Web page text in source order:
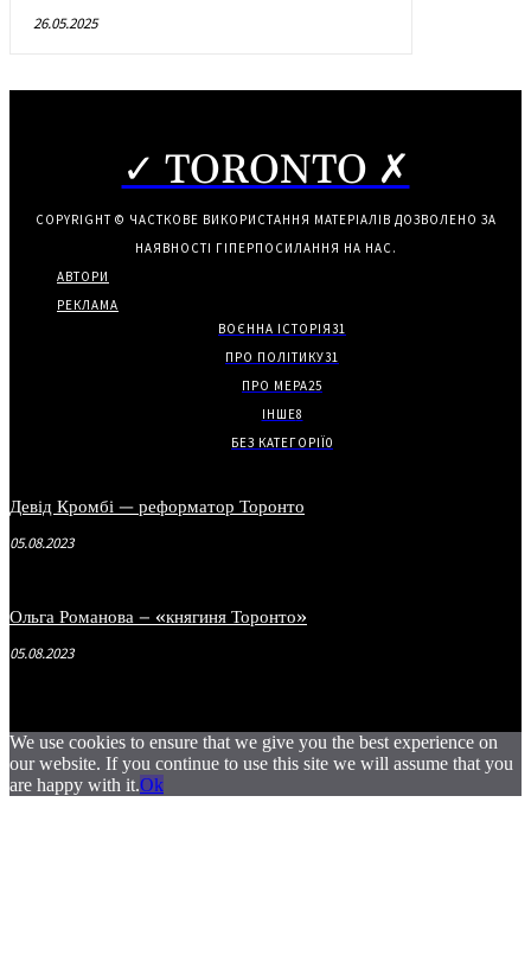
26.05.2025
✓ TORONTO ✗
COPYRIGHT © ЧАСТКОВЕ ВИКОРИСТАННЯ МАТЕРІАЛІВ ДОЗВОЛЕНО ЗА
НАЯВНОСТІ ГІПЕРПОСИЛАННЯ НА НАС.
АВТОРИ
РЕКЛАМА
ВОЄННА ІСТОРІЯ31
ПРО ПОЛІТИКУ31
ПРО МЕРА25
ІНШЕ8
БЕЗ КАТЕГОРІЇ0
Девід Кромбі — реформатор Торонто
05.08.2023
Ольга Романова – «княгиня Торонто»
05.08.2023
We use cookies to ensure that we give you the best experience on
our website. If you continue to use this site we will assume that you
are happy with it.Ok